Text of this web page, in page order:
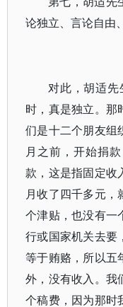
论独立、言论自由
对此，胡适先
时，真是独立。那
们是十二个朋友组
月之前，开始捐
款，这是指固定收
月收了四千多元，
个津贴，也没有一
行或国家机关去要
等于贿赂，所以五
外，没有收入。我
个稿费，因为那时